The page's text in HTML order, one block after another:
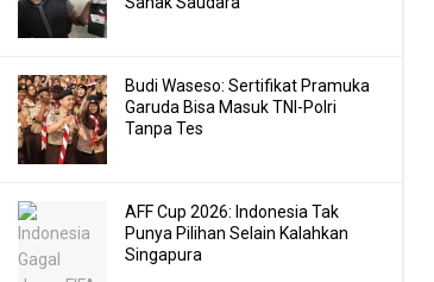
Budi Waseso: Sertifikat Pramuka
Garuda Bisa Masuk TNI-Polri
Tanpa Tes
AFF Cup 2026: Indonesia Tak
Punya Pilihan Selain Kalahkan
Singapura